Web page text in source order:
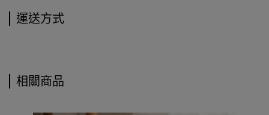
運送方式
相關商品